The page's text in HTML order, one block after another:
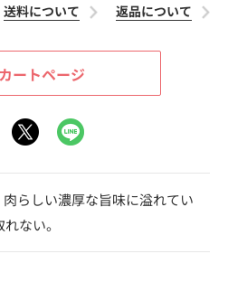
送料について 返品について
カートページ
らしい濃厚な旨味に溢れてい
ない。